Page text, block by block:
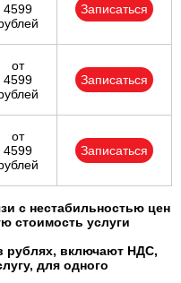
4599
Записаться
от
4599
Записаться
от
4599
Записаться
с нестабильностью цен
стоимость услуги
рублях, включают НДС,
для одного